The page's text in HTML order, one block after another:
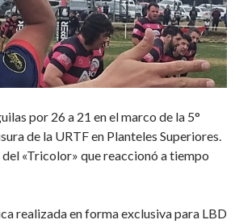
por 26 a 21 en el marco de la 5°
de la URTF en Planteles Superiores.
«Tricolor» que reaccionó a tiempo
realizada en forma exclusiva para LBD